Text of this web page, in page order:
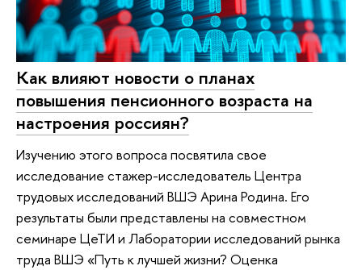
Как влияют новости о планах
повышения пенсионного возраста на
настроения россиян?
Изучению этого вопроса посвятила свое
исследование стажер-исследователь Центра
трудовых исследований ВШЭ Арина Родина. Его
результаты были представлены на совместном
семинаре ЦеТИ и Лаборатории исследований рынка
труда ВШЭ «Путь к лучшей жизни? Оценка